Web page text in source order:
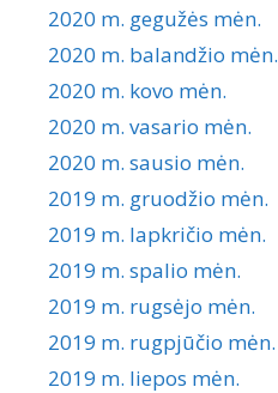
2020 m. gegužės mėn.
2020 m. balandžio mėn.
2020 m. kovo mėn.
2020 m. vasario mėn.
2020 m. sausio mėn.
2019 m. gruodžio mėn.
2019 m. lapkričio mėn.
2019 m. spalio mėn.
2019 m. rugsėjo mėn.
2019 m. rugpjūčio mėn.
2019 m. liepos mėn.